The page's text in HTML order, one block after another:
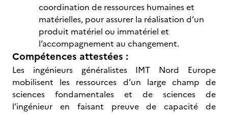
coordination de ressources humaines et
matérielles, pour assurer la réalisation d’un
produit matériel ou immatériel et
l’accompagnement au changement.
Compétences attestées :
Les ingénieurs généralistes IMT Nord Europe
mobilisent les ressources d’un large champ de
sciences fondamentales et de sciences de
l’ingénieur en faisant preuve de capacité de